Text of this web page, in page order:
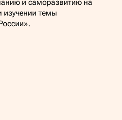
и саморазвитию на
изучении темы